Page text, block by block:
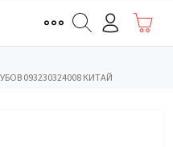
093230324008 КИТАЙ